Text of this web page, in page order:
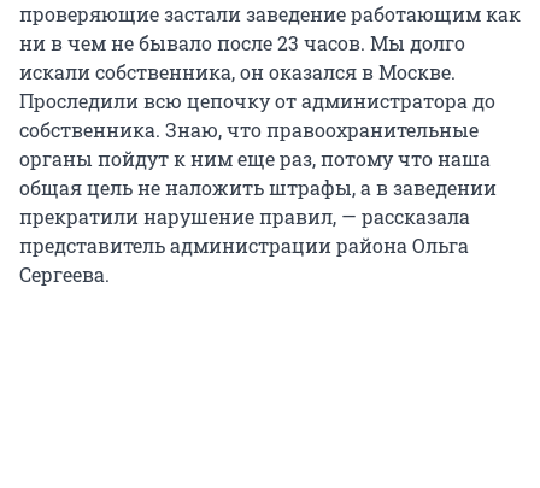
проверяющие застали заведение работающим как
ни в чем не бывало после 23 часов. Мы долго
искали собственника, он оказался в Москве.
Проследили всю цепочку от администратора до
собственника. Знаю, что правоохранительные
органы пойдут к ним еще раз, потому что наша
общая цель не наложить штрафы, а в заведении
прекратили нарушение правил, — рассказала
представитель администрации района Ольга
Сергеева.